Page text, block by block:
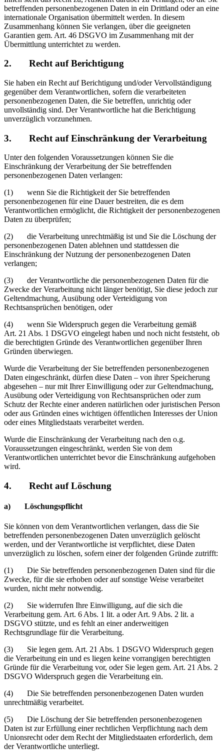
betreffenden personenbezogenen Daten in ein Drittland oder an eine
internationale Organisation übermittelt werden. In diesem
Zusammenhang können Sie verlangen, über die geeigneten
Garantien gem. Art. 46 DSGVO im Zusammenhang mit der
Übermittlung unterrichtet zu werden.
2. Recht auf Berichtigung
Sie haben ein Recht auf Berichtigung und/oder Vervollständigung
gegenüber dem Verantwortlichen, sofern die verarbeiteten
personenbezogenen Daten, die Sie betreffen, unrichtig oder
unvollständig sind. Der Verantwortliche hat die Berichtigung
unverzüglich vorzunehmen.
3. Recht auf Einschränkung der Verarbeitung
Unter den folgenden Voraussetzungen können Sie die
Einschränkung der Verarbeitung der Sie betreffenden
personenbezogenen Daten verlangen:
(1) wenn Sie die Richtigkeit der Sie betreffenden
personenbezogenen für eine Dauer bestreiten, die es dem
Verantwortlichen ermöglicht, die Richtigkeit der personenbezogenen
Daten zu überprüfen;
(2) die Verarbeitung unrechtmäßig ist und Sie die Löschung der
personenbezogenen Daten ablehnen und stattdessen die
Einschränkung der Nutzung der personenbezogenen Daten
verlangen;
(3) der Verantwortliche die personenbezogenen Daten für die
Zwecke der Verarbeitung nicht länger benötigt, Sie diese jedoch zur
Geltendmachung, Ausübung oder Verteidigung von
Rechtsansprüchen benötigen, oder
(4) wenn Sie Widerspruch gegen die Verarbeitung gemäß
Art. 21 Abs. 1 DSGVO eingelegt haben und noch nicht feststeht, ob
die berechtigten Gründe des Verantwortlichen gegenüber Ihren
Gründen überwiegen.
Wurde die Verarbeitung der Sie betreffenden personenbezogenen
Daten eingeschränkt, dürfen diese Daten – von ihrer Speicherung
abgesehen – nur mit Ihrer Einwilligung oder zur Geltendmachung,
Ausübung oder Verteidigung von Rechtsansprüchen oder zum
Schutz der Rechte einer anderen natürlichen oder juristischen Person
oder aus Gründen eines wichtigen öffentlichen Interesses der Union
oder eines Mitgliedstaats verarbeitet werden.
Wurde die Einschränkung der Verarbeitung nach den o.g.
Voraussetzungen eingeschränkt, werden Sie von dem
Verantwortlichen unterrichtet bevor die Einschränkung aufgehoben
wird.
4. Recht auf Löschung
a) Löschungspflicht
Sie können von dem Verantwortlichen verlangen, dass die Sie
betreffenden personenbezogenen Daten unverzüglich gelöscht
werden, und der Verantwortliche ist verpflichtet, diese Daten
unverzüglich zu löschen, sofern einer der folgenden Gründe zutrifft:
(1) Die Sie betreffenden personenbezogenen Daten sind für die
Zwecke, für die sie erhoben oder auf sonstige Weise verarbeitet
wurden, nicht mehr notwendig.
(2) Sie widerrufen Ihre Einwilligung, auf die sich die
Verarbeitung gem. Art. 6 Abs. 1 lit. a oder Art. 9 Abs. 2 lit. a
DSGVO stützte, und es fehlt an einer anderweitigen
Rechtsgrundlage für die Verarbeitung.
(3) Sie legen gem. Art. 21 Abs. 1 DSGVO Widerspruch gegen
die Verarbeitung ein und es liegen keine vorrangigen berechtigten
Gründe für die Verarbeitung vor, oder Sie legen gem. Art. 21 Abs. 2
DSGVO Widerspruch gegen die Verarbeitung ein.
(4) Die Sie betreffenden personenbezogenen Daten wurden
unrechtmäßig verarbeitet.
(5) Die Löschung der Sie betreffenden personenbezogenen
Daten ist zur Erfüllung einer rechtlichen Verpflichtung nach dem
Unionsrecht oder dem Recht der Mitgliedstaaten erforderlich, dem
der Verantwortliche unterliegt.